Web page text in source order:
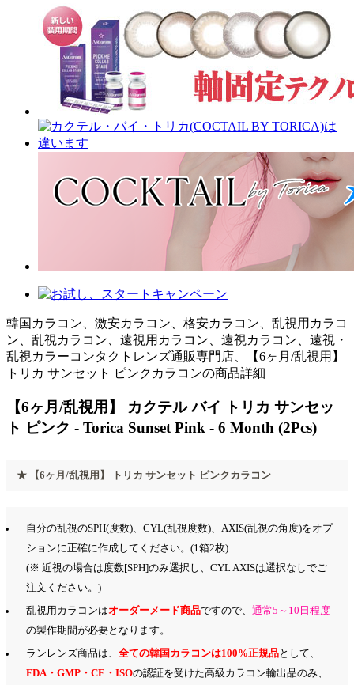
韓国カラコン、激安カラコン、格安カラコン、乱視用カラコ
ン、乱視カラコン、遠視用カラコン、遠視カラコン、遠視・
乱視カラーコンタクトレンズ通販専門店、【6ヶ月/乱視用】
トリカ サンセット ピンクカラコンの商品詳細
【6ヶ月/乱視用】 カクテル バイ トリカ サンセッ
ト ピンク - Torica Sunset Pink - 6 Month (2Pcs)
★ 【6ヶ月/乱視用】 トリカ サンセット ピンクカラコン
自分の乱視のSPH(度数)、CYL(乱視度数)、AXIS(乱視の角度)をオプ
ションに正確に作成してください。(1箱2枚)
(※ 近視の場合は度数[SPH]のみ選択し、CYL AXISは選択なしでご
注文ください。)
乱視用カラコンはオーダーメード商品ですので、通常5～10日程度
の製作期間が必要となります。
ランレンズ商品は、全ての韓国カラコンは100%正規品として、
FDA・GMP・CE・ISOの認証を受けた高級カラコン輸出品のみ、